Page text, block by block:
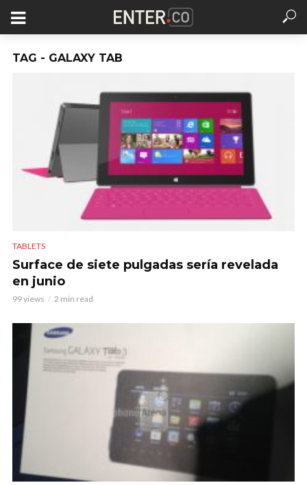
TAG - GALAXY TAB
TABLETS
Surface de siete pulgadas sería revelada
en junio
99 views 2 min read